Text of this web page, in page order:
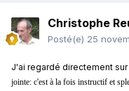
Christophe
Posté(e) 25
J'ai regardé directement sur
jointe: c'est à la fois instructif et